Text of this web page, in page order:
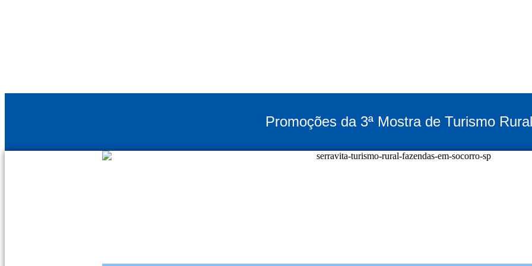
Promoções da 3ª Mostra de Turismo Rural